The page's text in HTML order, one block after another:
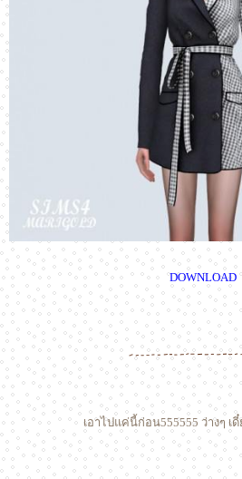
DOWNLOAD
เอาไปแค่นี้ก่อน555555 ว่างๆ เ